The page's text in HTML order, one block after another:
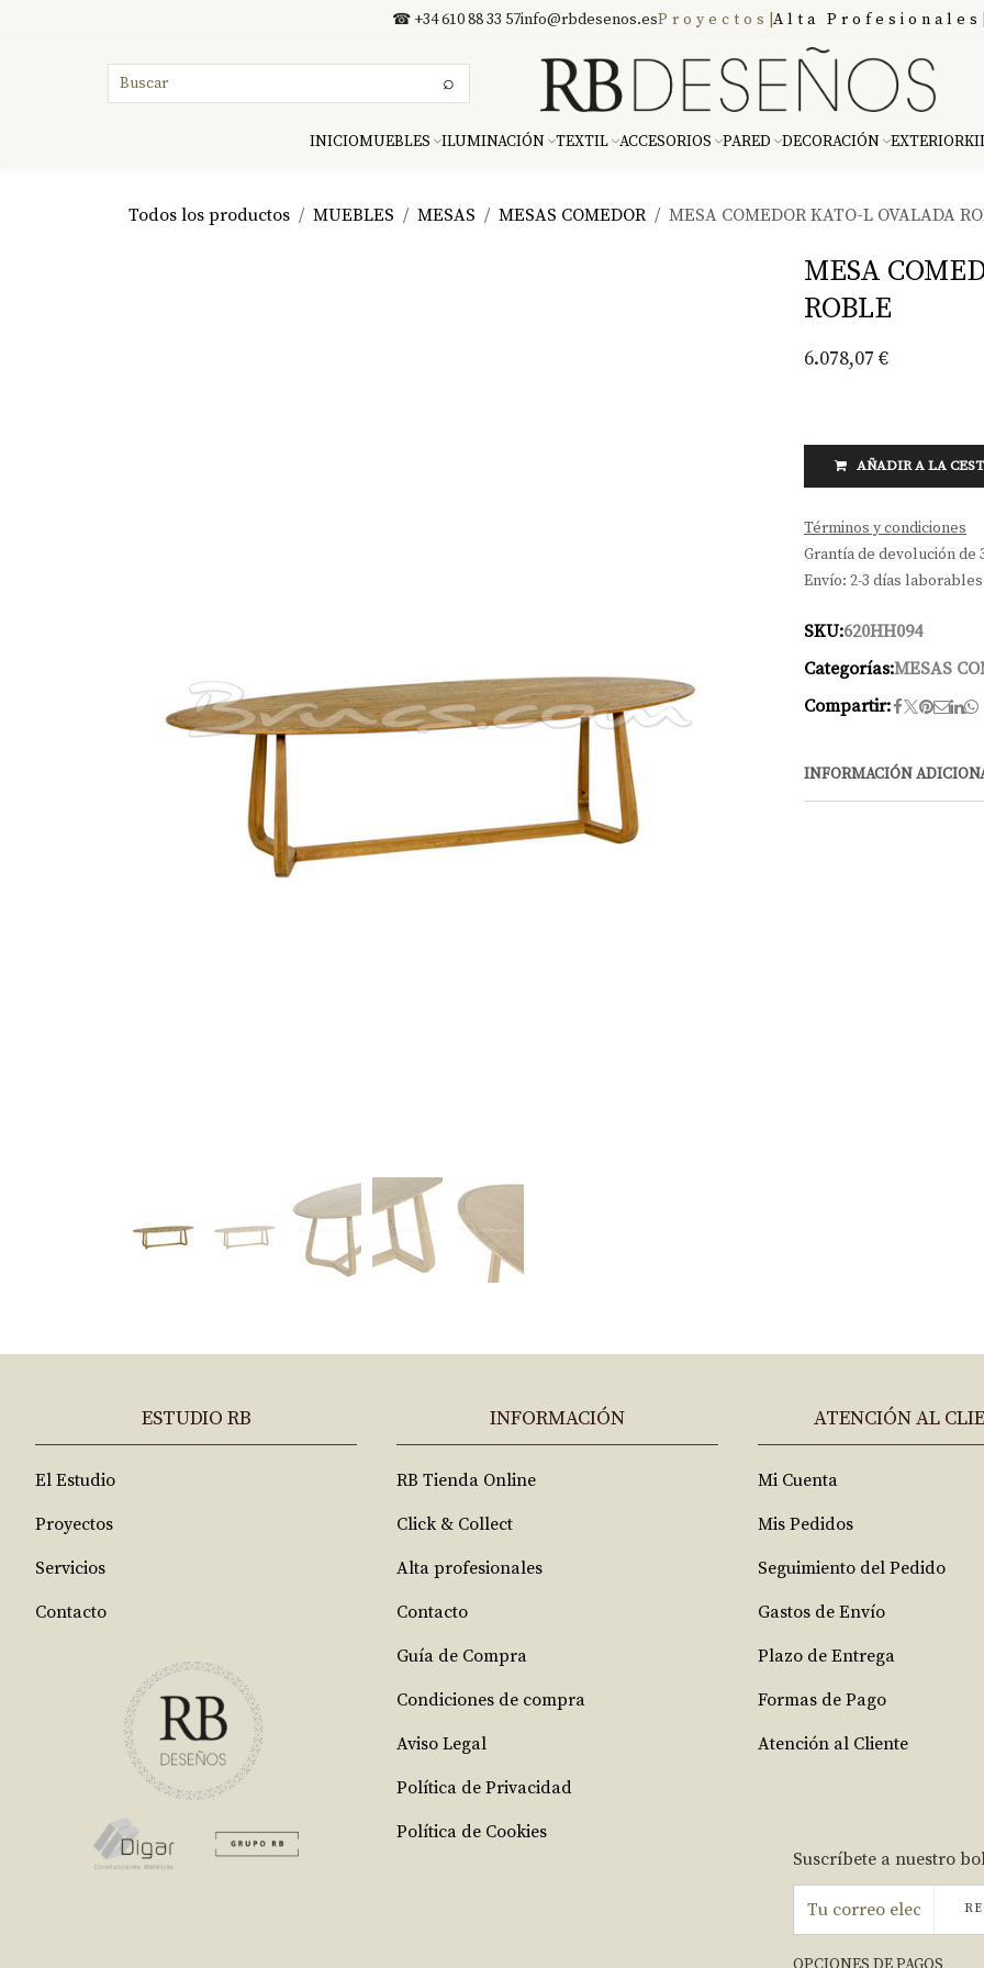
☎ +34 610 88 33 57info@rbdesenos.esProyectos Alta Profesionales
⌕
INICIOMUEBLES ILUMINACIÓN TEXTIL ACCESORIOS PARED DECORACIÓN EXTERIOR
Todos los productos MUEBLES MESAS MESAS COMEDOR MESA COMEDOR KATO-L OVALADA
MESA
ROBLE
6.078,07 €
AÑADIR A LA
Términos y condiciones
Grantía de devolución de
Envío: 2-3 días laborables
SKU:620HH094
Categorías:MESAS
Compartir:
INFORMACIÓN
ESTUDIO RB
El Estudio
Proyectos
Servicios
Contacto
INFORMACIÓN
RB Tienda Online
Click & Collect
Alta profesionales
Contacto
Guía de Compra
Condiciones de compra
Aviso Legal
Política de Privacidad
Política de Cookies
ATENCIÓN AL
Mi Cuenta
Mis Pedidos
Seguimiento del Pedido
Gastos de Envío
Plazo de Entrega
Formas de Pago
Atención al Cliente
Suscríbete a nuestro